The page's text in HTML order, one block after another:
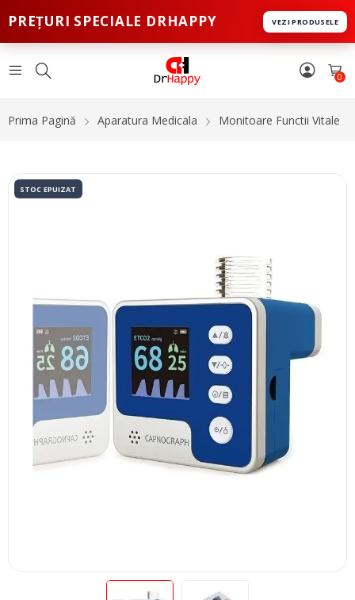
PREȚURI SPECIALE DRHAPPY VEZI PRODUSELE
0
Prima Pagină Aparatura Medicala Monitoare Functii Vitale
STOC EPUIZAT